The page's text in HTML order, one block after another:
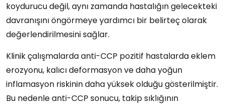
koydurucu değil, aynı zamanda hastalığın gelecekteki
davranışını öngörmeye yardımcı bir belirteç olarak
değerlendirilmesini sağlar.
Klinik çalışmalarda anti-CCP pozitif hastalarda eklem
erozyonu, kalıcı deformasyon ve daha yoğun
inflamasyon riskinin daha yüksek olduğu gösterilmiştir.
Bu nedenle anti-CCP sonucu, takip sıklığının